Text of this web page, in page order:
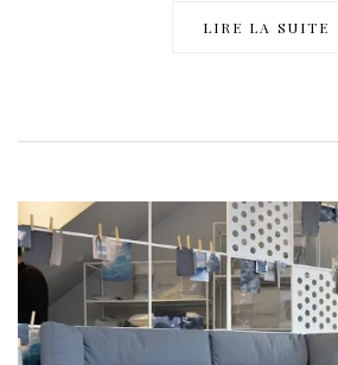
LIRE LA SUITE